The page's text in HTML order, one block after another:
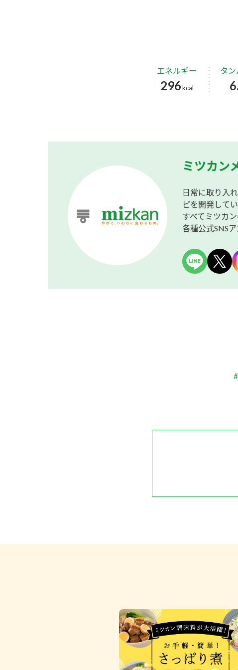
エネルギー
296kcal
タ
ミツカン
日常に取り入
ピを開発してい
すべてミツカ
各種公式SNSア